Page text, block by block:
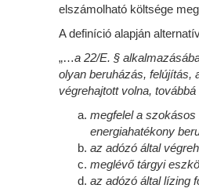
elszámolható költsége
A definíció alapján
„…a 22/E. §
olyan beruházás, felújítás,
végrehajtott volna,
megfelel a
energiahatékony
az adózó által
meglévő tárgyi
az adózó által lízing